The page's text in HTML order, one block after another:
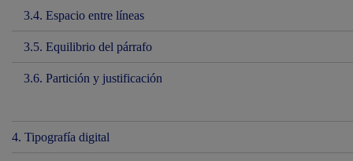
3.4. Espacio entre líneas
3.5. Equilibrio del párrafo
3.6. Partición y justificación
4. Tipografía digital